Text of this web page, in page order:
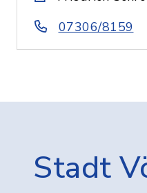
07306/8159
Stadt